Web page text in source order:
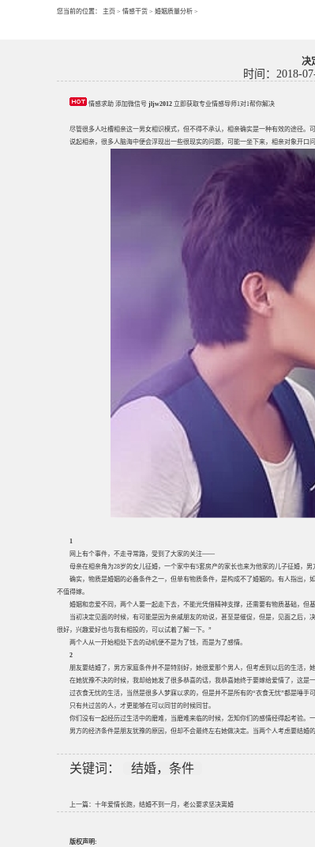
您当前的位置： 主页 > 情感干货 > 婚姻质量分析 >
决
时间：2018-
情感求助 添加微信号 jljw2012 立即获取专业情感导师1对1帮你解决
尽管很多人吐槽相亲这一男女相识模式，但不得不承认，相亲确实是一种有效的途径。
说起相亲，很多人脑海中便会浮现出一些很现实的问题，可能一坐下来，相亲对象开口
1
网上有个事件，不走寻常路，受到了大家的关注——
母亲在相亲角为28岁的女儿征婚，一个家中有5套房产的家长也来为他家的儿子征婚，
确实，物质是婚姻的必备条件之一，但单有物质条件，是构成不了婚姻的。有人指出
不值得嫁。
婚姻和恋爱不同，两个人要一起走下去，不能光凭借精神支撑，还需要有物质基础，但
当初决定见面的时候，有可能是因为亲戚朋友的劝说，甚至是催促，但是，见面之后
很好，兴趣爱好也与我有相投的，可以试着了解一下。”
两个人从一开始相处下去的动机便不是为了钱，而是为了感情。
2
朋友要结婚了，男方家庭条件并不是特别好，她很爱那个男人，但考虑到以后的生活，
在她犹豫不决的时候，我却给她发了很多恭喜的话，我恭喜她终于要嫁给爱情了，这是
过衣食无忧的生活，当然是很多人梦寐以求的，但是并不是所有的“衣食无忧”都是唾手
只有共过苦的人，才更能够在可以同甘的时候同甘。
你们没有一起经历过生活中的磨难，当磨难来临的时候，怎知你们的感情经得起考验。
男方的经济条件是朋友犹豫的原因，但却不会最终左右她做决定。当两个人考虑要结婚
关键词： 结婚，条件
上一篇： 十年爱情长跑，结婚不到一月，老公要求坚决离婚
版权声明: